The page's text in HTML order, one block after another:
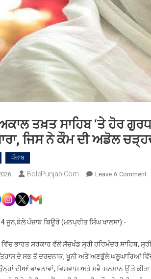
ਤਖ਼ਤ ਸਾਹਿਬ ‘ਤੇ ਹੋਰ
ਜਿਸ ਨੇ ਕੌਮ ਦੀ ਅਡੋਲ
ਪੰਜਾਬ
BolePunjab.com Leave A CommentOn
4 ਜੂਨ,ਬੋਲੇ ਪੰਜਾਬ ਬਿਊਰੋ (ਮਨਪ੍ਰੀਤ ਸਿੰਘ ਖਾਲਸਾ):-
ਭਾਰਤ ਸਰਕਾਰ ਵੱਲੋਂ ਸੱਚਖੰਡ ਸ੍ਰੀ ਹਰਿਮੰਦਰ ਸਾਹਿਬ,
ਦੇ ਸਭ ਤੋਂ ਦਰਦਨਾਕ, ਖੂਨੀ ਅਤੇ ਅਣਭੁੱਲੇ ਘਲੂਘਾਰਿਆਂ
ਦੀਆਂ ਭਾਵਨਾਵਾਂ, ਵਿਸ਼ਵਾਸ ਅਤੇ ਸਵੈ-ਸਨਮਾਨ ਉੱਤੇ